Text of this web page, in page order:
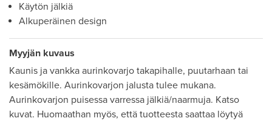
Käytön jälkiä
Alkuperäinen design
Myyjän kuvaus
Kaunis ja vankka aurinkovarjo takapihalle, puutarhaan tai
kesämökille. Aurinkovarjon jalusta tulee mukana.
Aurinkovarjon puisessa varressa jälkiä/naarmuja. Katso
kuvat. Huomaathan myös, että tuotteesta saattaa löytyä